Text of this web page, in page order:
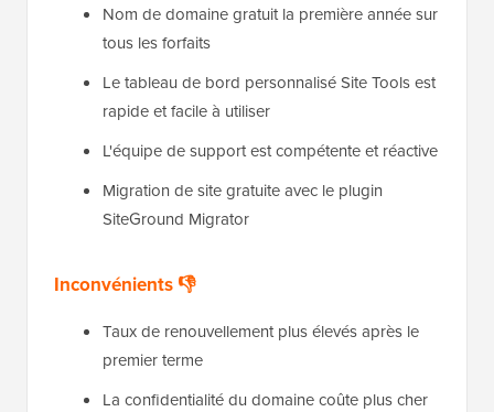
Nom de domaine gratuit la première année sur
tous les forfaits
Le tableau de bord personnalisé Site Tools est
rapide et facile à utiliser
L'équipe de support est compétente et réactive
Migration de site gratuite avec le plugin
SiteGround Migrator
Inconvénients 👎
Taux de renouvellement plus élevés après le
premier terme
La confidentialité du domaine coûte plus cher